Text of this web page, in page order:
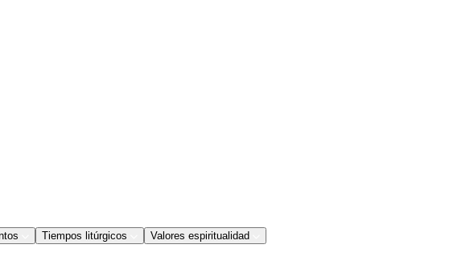
Tiempos litúrgicos Valores espiritualidad